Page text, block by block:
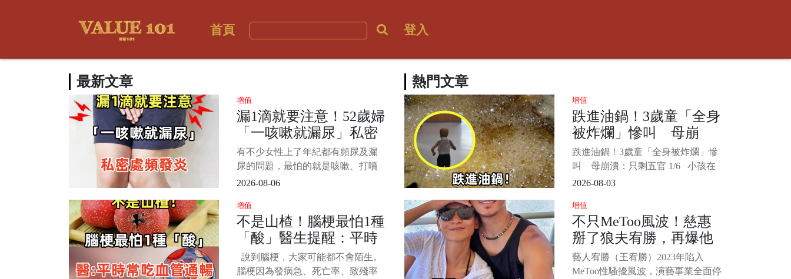
首頁 登入
最新文章
增值
漏1滴就要注意！52歲婦
「一咳嗽就漏尿」私密
處頻發炎 醫籲4族群
「屬於高風險族群」：
更年期更嚴重
有不少女性上了年紀都有頻尿及漏
尿的問題，最怕的就是咳嗽、打噴
嚏，一不小心就無法控制，雖然這
人相當困擾。 1/6 過去有名52歲婦人
礙於漏尿問題，每天都要墊護墊才
敢出門，沒想到情況卻更加嚴重，
不僅沒有好轉，就連私密處都出現
反覆感染，發炎還起一大片疹子，
2026-08-06
增值
不是山楂！腦梗最怕1種
「酸」醫生提醒：平時
常吃「血管通暢」遠離
腦梗
說到腦梗，大家可能都不會陌生。
腦梗因為發病急、死亡率、致殘率
熱門文章
增值
跌進油鍋！3歲童「全身
被炸爛」慘叫 母崩
潰：只剩五官
跌進油鍋！3歲童「全身被炸爛」慘
叫 母崩潰：只剩五官 1/6 小孩在
玩耍時大人千萬要注意周遭環境安
童和小朋友追逐打鬧，結果不慎跌
進滾燙油鍋，男童送醫後全身65%的
面積燒傷，媽媽看了崩潰喊「就像
被剝了皮的羔羊一樣」。
2026-08-03
增值
不只MeToo風波！慈惠
掰了狼夫宥勝，再爆他
長年惡習...
藝人宥勝（王宥勝）2023年陷入
MeToo性騷擾風波，演藝事業全面停